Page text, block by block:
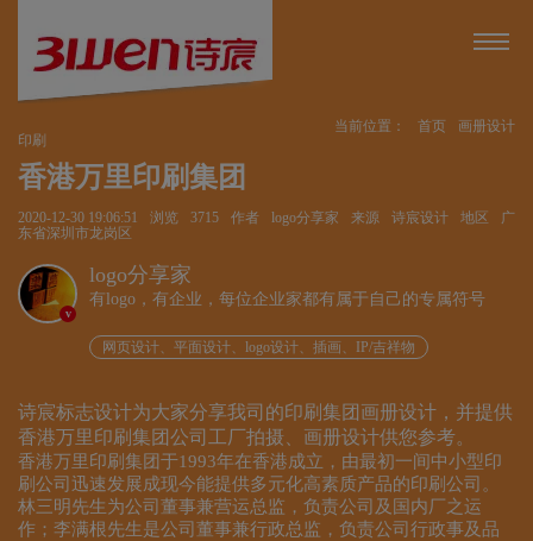
当前位置： 首页
画册设计
印刷
香港万里印刷集团
2020-12-30 19:06:51 浏览 3715 作者 logo分享家 来源 诗宸设计 地区
广
东省深圳市龙岗区
v
logo分享家
有logo，有企业，每位企业家都有属于自己的专属符号
网页设计、平面设计、logo设计、插画、IP/吉祥物
诗宸标志设计为大家分享我司的印刷集团画册设计，并提供
香港万里印刷集团公司工厂拍摄、画册设计供您参考。
香港万里印刷集团于1993年在香港成立，由最初一间中小型印
刷公司迅速发展成现今能提供多元化高素质产品的印刷公司。
林三明先生为公司董事兼营运总监，负责公司及国内厂之运
作；李满根先生是公司董事兼行政总监，负责公司行政事及品